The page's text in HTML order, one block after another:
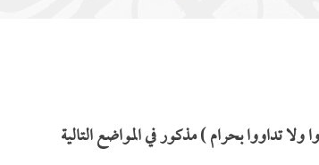
تداووا بحرام ) مذكور في المواضع التالية